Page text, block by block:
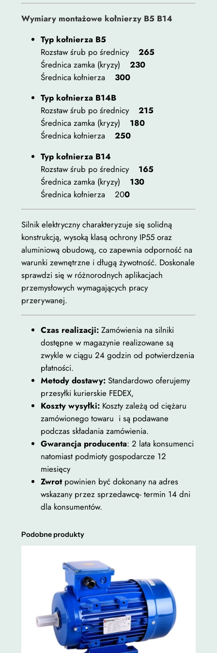
Wymiary montażowe kołnierzy B5 B14
Typ kołnierza B5
Rozstaw śrub po średnicy 265
Średnica zamka (kryzy) 230
Średnica kołnierza 300
Typ kołnierza B14B
Rozstaw śrub po średnicy 215
Średnica zamka (kryzy)
180
Średnica kołnierza
250
Typ kołnierza B14
Rozstaw śrub po średnicy
165
Średnica zamka (kryzy) 130
Średnica kołnierza 200
Silnik elektryczny charakteryzuje się solidną
konstrukcją, wysoką klasą ochrony IP55 oraz
aluminiową obudową, co zapewnia odporność na
warunki zewnętrzne i długą żywotność. Doskonale
sprawdzi się w różnorodnych aplikacjach
przemysłowych wymagających pracy
przerywanej.
Czas realizacji:Zamówienia na silniki
dostępne w magazynie realizowane są
zwykle w ciągu 24 godzin od potwierdzenia
płatności.
Metody dostawy:Standardowo oferujemy
przesyłki kurierskie FEDEX,
Koszty wysyłki:Koszty zależą od ciężaru
zamówionego towaru i są podawane
podczas składania zamówienia.
Gwarancja producenta: 2 lata konsumenci
natomiast podmioty gospodarcze 12
miesięcy
Zwrotpowinien być dokonany na adres
wskazany przez sprzedawcę- termin 14 dni
dla konsumentów.
Podobne produkty